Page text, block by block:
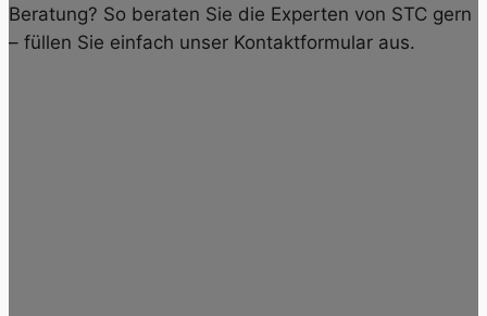
Beratung? So beraten Sie die Experten von STC gern
– füllen Sie einfach unser Kontaktformular aus.